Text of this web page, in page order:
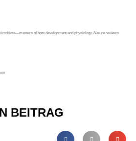
of host development and physiology. Nature reviews
BEITRAG